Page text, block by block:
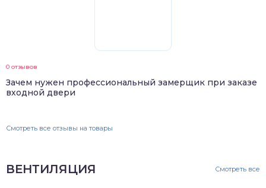
0 отзывов
Зачем нужен профессиональный замерщик при заказе
входной двери
Смотреть все отзывы на товары
ВЕНТИЛЯЦИЯ Смотреть все